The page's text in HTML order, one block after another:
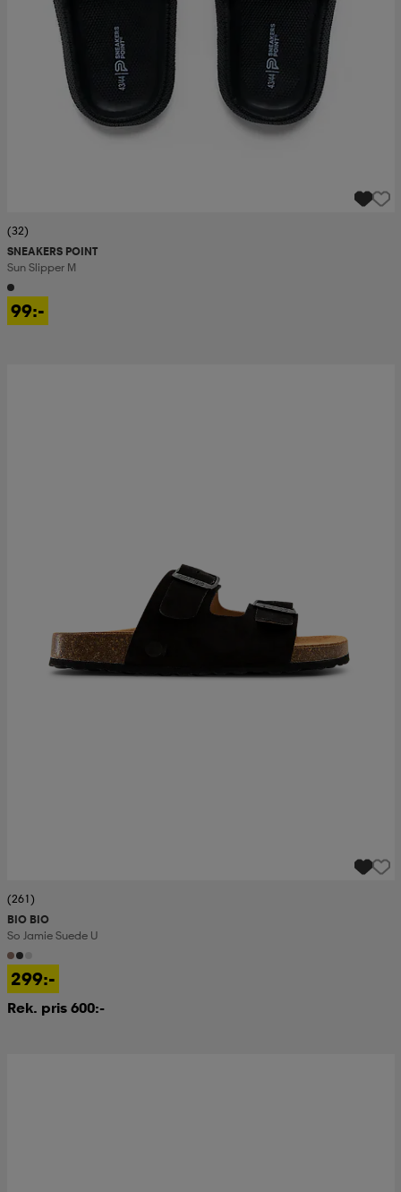
(32)
SNEAKERS POINT
Sun Slipper M
99:-
(261)
BIO BIO
So Jamie Suede U
299:-
Rek. pris 600:-